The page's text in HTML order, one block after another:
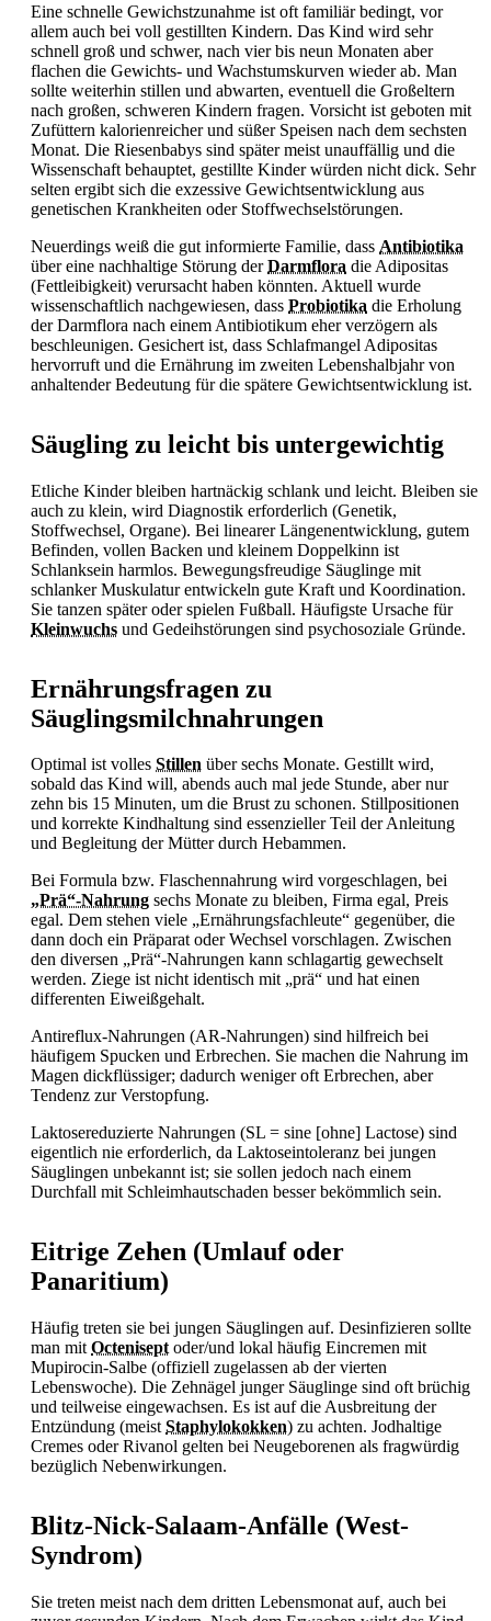
Eine schnelle Gewichstzunahme ist oft familiär bedingt, vor
allem auch bei voll gestillten Kindern. Das Kind wird sehr
schnell groß und schwer, nach vier bis neun Monaten aber
flachen die Gewichts- und Wachstumskurven wieder ab. Man
sollte weiterhin stillen und abwarten, eventuell die Großeltern
nach großen, schweren Kindern fragen. Vorsicht ist geboten mit
Zufüttern kalorienreicher und süßer Speisen nach dem sechsten
Monat. Die Riesenbabys sind später meist unauffällig und die
Wissenschaft behauptet, gestillte Kinder würden nicht dick. Sehr
selten ergibt sich die exzessive Gewichtsentwicklung aus
genetischen Krankheiten oder Stoffwechselstörungen.
Neuerdings weiß die gut informierte Familie, dass Antibiotika
über eine nachhaltige Störung derDarmflora die Adipositas
(Fettleibigkeit) verursacht haben könnten. Aktuell wurde
wissenschaftlich nachgewiesen, dass Probiotika die Erholung
derDarmflora nach einem Antibiotikum eher verzögern als
beschleunigen. Gesichert ist, dass Schlafmangel Adipositas
hervorruft und die Ernährung im zweiten Lebenshalbjahr von
anhaltender Bedeutung für die spätere Gewichtsentwicklung ist.
Säugling zu leicht bis untergewichtig
Etliche Kinder bleiben hartnäckig schlank und leicht. Bleiben sie
auch zu klein, wird Diagnostik erforderlich (Genetik,
Stoffwechsel, Organe). Bei linearer Längenentwicklung, gutem
Befinden, vollen Backen und kleinem Doppelkinn ist
Schlanksein harmlos. Bewegungsfreudige Säuglinge mit
schlanker Muskulatur entwickeln gute Kraft und Koordination.
Sie tanzen später oder spielen Fußball. Häufigste Ursache für
Kleinwuchs und Gedeihstörungen sind psychosoziale Gründe.
Ernährungsfragen zu
Säuglingsmilchnahrungen
Optimal ist volles Stillen über sechs Monate. Gestillt wird,
sobald das Kind will, abends auch mal jede Stunde, aber nur
zehn bis 15 Minuten, um die Brust zu schonen. Stillpositionen
und korrekte Kindhaltung sind essenzieller Teil der Anleitung
und Begleitung der Mütter durch Hebammen.
Bei Formula bzw. Flaschennahrung wird vorgeschlagen, bei
„Prä“-Nahrung sechs Monate zu bleiben, Firma egal, Preis
egal. Dem stehen viele „Ernährungsfachleute“ gegenüber, die
dann doch ein Präparat oder Wechsel vorschlagen. Zwischen
den diversen „Prä“-Nahrungen kann schlagartig gewechselt
werden. Ziege ist nicht identisch mit „prä“ und hat einen
differenten Eiweißgehalt.
Antireflux-Nahrungen (AR-Nahrungen) sind hilfreich bei
häufigem Spucken und Erbrechen. Sie machen die Nahrung im
Magen dickflüssiger; dadurch weniger oftErbrechen, aber
Tendenz zurVerstopfung.
Laktosereduzierte Nahrungen (SL = sine [ohne] Lactose) sind
eigentlich nie erforderlich, da Laktoseintoleranz bei jungen
Säuglingen unbekannt ist; sie sollen jedoch nach einem
Durchfall mit Schleimhautschaden besser bekömmlich sein.
Eitrige Zehen (Umlauf oder
Panaritium)
Häufig treten sie bei jungen Säuglingen auf. Desinfizieren sollte
man mit Octenisept oder/und lokal häufig Eincremen mit
Mupirocin-Salbe (offiziell zugelassen ab der vierten
Lebenswoche). Die Zehnägel junger Säuglinge sind oft brüchig
und teilweise eingewachsen. Es ist auf die Ausbreitung der
Entzündung (meist Staphylokokken) zu achten. Jodhaltige
Cremes oder Rivanol gelten bei Neugeborenen als fragwürdig
bezüglich Nebenwirkungen.
Blitz-Nick-Salaam-Anfälle (West-
Syndrom)
Sie treten meist nach dem dritten Lebensmonat auf, auch bei